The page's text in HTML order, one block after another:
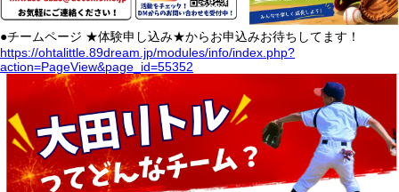
●チームページ ★体験申し込み★からお申込みお待ちしてます！
https://ohtalittle.89dream.jp/modules/info/index.php?
action=PageView&page_id=55352